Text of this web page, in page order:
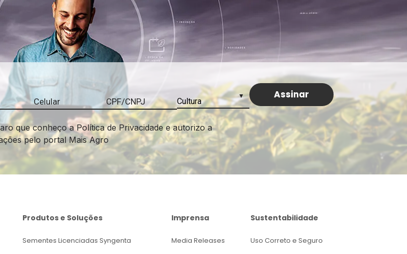
que conheço a Política de Privacidade e autorizo a
pelo portal Mais Agro
Produtos e Soluções
Sementes Licenciadas Syngenta
Imprensa
Media Releases
Sustentabilidade
Uso Correto e Seguro